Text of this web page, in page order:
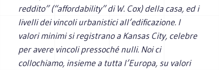
reddito” (“affordability” di W. Cox) della casa, ed i
livelli dei vincoli urbanistici all’edificazione. I
valori minimi si registrano a Kansas City, celebre
per avere vincoli pressoché nulli. Noi ci
collochiamo, insieme a tutta l’Europa, su valori